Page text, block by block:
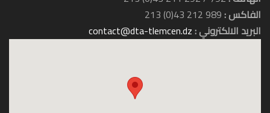
وكالة السفر ديبلوماسي ترافل
الفاكس :989 212 43(0) 213
البريد الالكتروني :contact@dta-tlemcen.dz